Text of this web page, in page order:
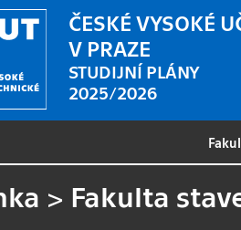
ČESKÉ VYSOKÉ
V PRAZE
STUDIJNÍ PLÁNY
2025/2026
> Fakulta